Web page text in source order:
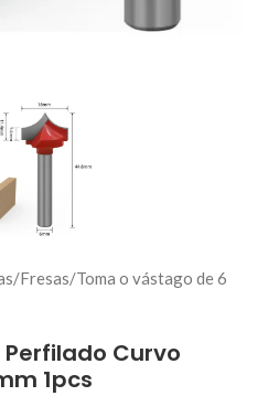
/Fresas/Toma o vástago de 6
Curvo
1pcs